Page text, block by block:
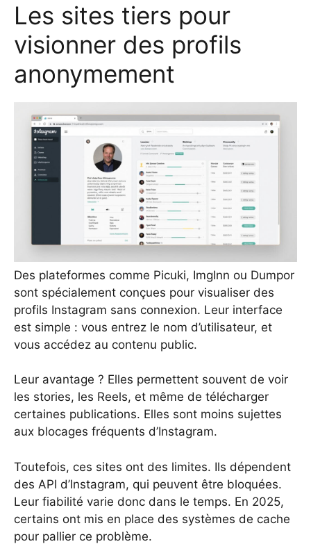
Les sites tiers pour
visionner des profils
anonymement
Des plateformes comme Picuki, ImgInn ou Dumpor
sont spécialement conçues pour visualiser des
profils Instagram sans connexion. Leur interface
est simple : vous entrez le nom d’utilisateur, et
vous accédez au contenu public.
Leur avantage ? Elles permettent souvent de voir
les stories, les Reels, et même de télécharger
certaines publications. Elles sont moins sujettes
aux blocages fréquents d’Instagram.
Toutefois, ces sites ont des limites. Ils dépendent
des API d’Instagram, qui peuvent être bloquées.
Leur fiabilité varie donc dans le temps. En 2025,
certains ont mis en place des systèmes de cache
pour pallier ce problème.